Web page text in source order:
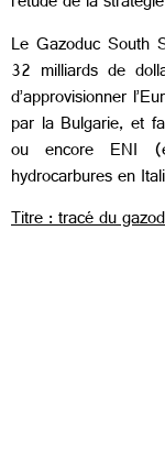
Le Gazoduc South
32 milliards de
d’approvisionner
par la Bulgarie, et
ou encore ENI
hydrocarbures en
Titre : tracé du